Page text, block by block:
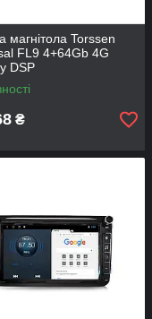
магнітола Torssen
FL9 4+64Gb 4G
DSP
₴